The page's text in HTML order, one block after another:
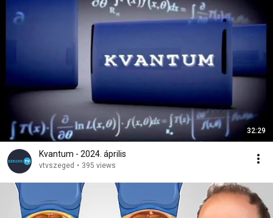
32:29
Kvantum - 2024. április
vtvszeged • 395 views